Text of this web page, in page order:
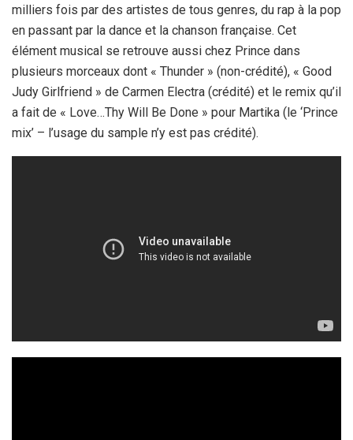
milliers fois par des artistes de tous genres, du rap à la pop
en passant par la dance et la chanson française. Cet
élément musical se retrouve aussi chez Prince dans
plusieurs morceaux dont « Thunder » (non-crédité), « Good
Judy Girlfriend » de Carmen Electra (crédité) et le remix qu’il
a fait de « Love…Thy Will Be Done » pour Martika (le ‘Prince
mix’ – l’usage du sample n’y est pas crédité).